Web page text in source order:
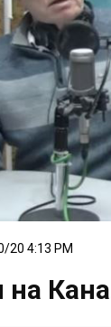
20 4:13 PM